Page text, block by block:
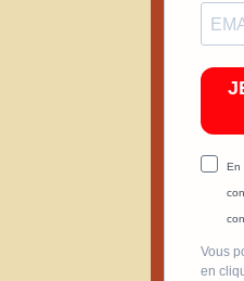
En
Vous
en